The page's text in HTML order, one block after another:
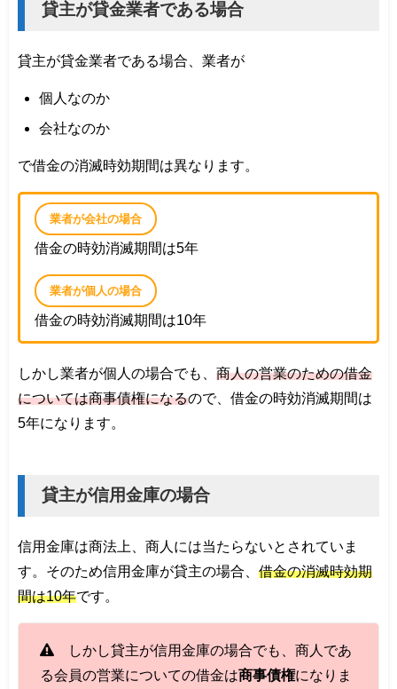
貸主が貸金業者である場合
貸主が貸金業者である場合、業者が
個人なのか
会社なのか
で借金の消滅時効期間は異なります。
業者が会社の場合
借金の時効消滅期間は5年
業者が個人の場合
借金の時効消滅期間は10年
しかし業者が個人の場合でも、 商人の営業のための借金
については商事債権になるので、借金の時効消滅期間は
5年になります。
貸主が信用金庫の場合
信用金庫は商法上、商人には当たらないとされていま
す。そのため信用金庫が貸主の場合、 借金の消滅時効期
間は10年です。
しかし貸主が信用金庫の場合でも、商人であ
る会員の営業についての借金は商事債権になりま